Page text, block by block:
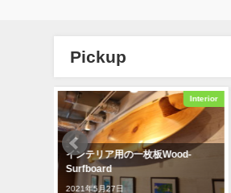
Pickup
COOL JAPAN JOURNAL で世界
に向けてKUKUムービーが公開さ
れました！